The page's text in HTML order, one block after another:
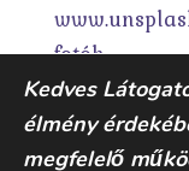
fotók.
Kedves
élmény
megfelelő